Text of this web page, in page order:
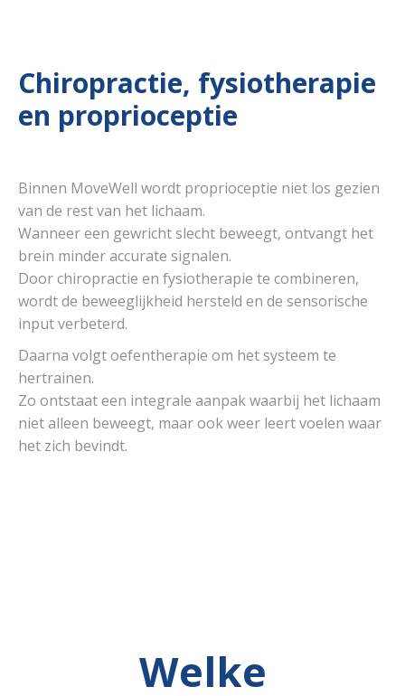
Chiropractie, fysiotherapie
en proprioceptie
Binnen MoveWell wordt proprioceptie niet los gezien
van de rest van het lichaam.
Wanneer een gewricht slecht beweegt, ontvangt het
brein minder accurate signalen.
Door chiropractie en fysiotherapie te combineren,
wordt de beweeglijkheid hersteld en de sensorische
input verbeterd.
Daarna volgt oefentherapie om het systeem te
hertrainen.
Zo ontstaat een integrale aanpak waarbij het lichaam
niet alleen beweegt, maar ook weer leert voelen waar
het zich bevindt.
Welke